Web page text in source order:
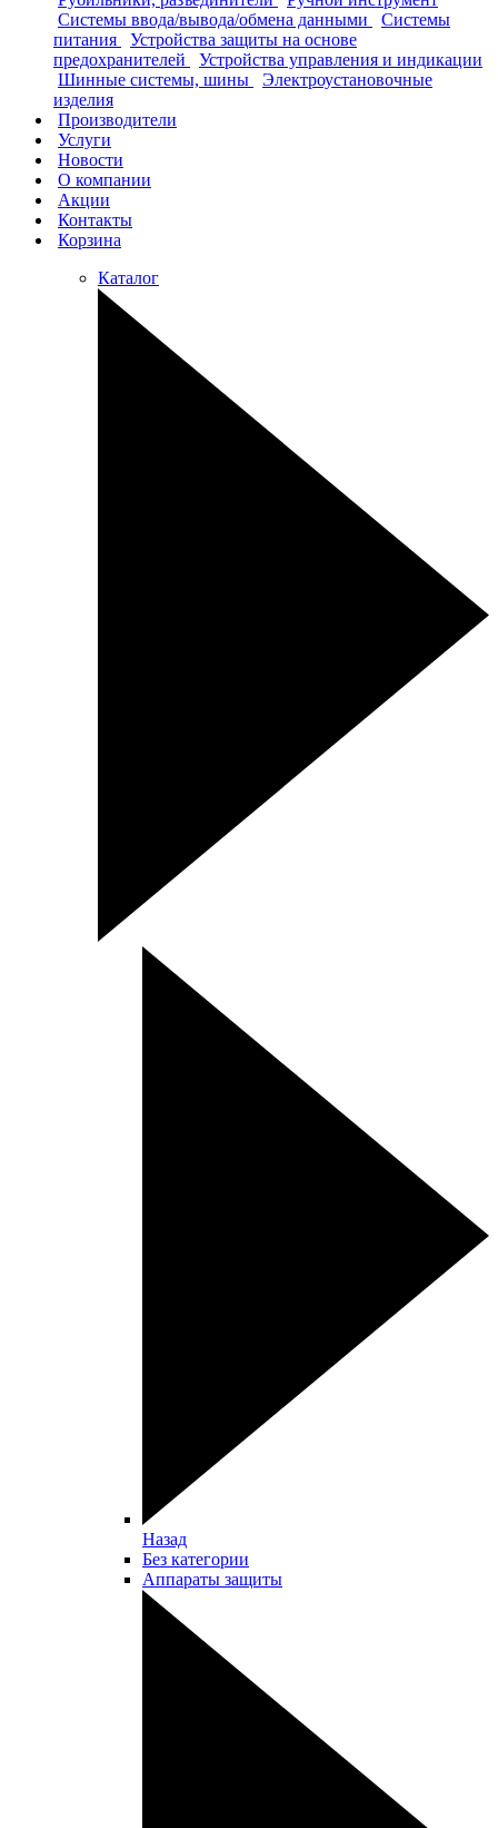
Системы ввода/вывода/обмена данными
Системы
питания
Устройства защиты на основе
предохранителей
Устройства управления и индикации
Шинные системы, шины
Электроустановочные
изделия
Производители
Услуги
Новости
О компании
Акции
Контакты
Корзина
Каталог
Назад
Без категории
Аппараты защиты